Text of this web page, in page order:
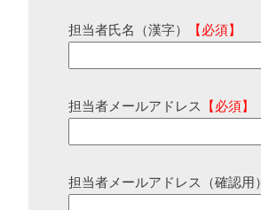
担当者氏名（漢字） 【必須】
担当者メールアドレス 【必須】
担当者メールアドレス（確認用）